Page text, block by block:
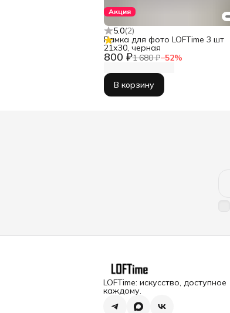
Акция
5.0(2)
800 ₽1 680 ₽−52%
Рамка для фото LOFTime 3 шт
21х30, черная
В корзину
LOFTime: искусство, доступное
каждому.